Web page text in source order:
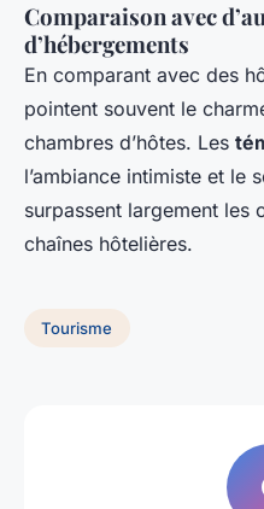
Comparaison avec
d’hébergements
En comparant avec des
pointent souvent le
chambres d’hôtes. Les
l’ambiance intimiste et le
surpassent largement les
chaînes hôtelières.
Tourisme